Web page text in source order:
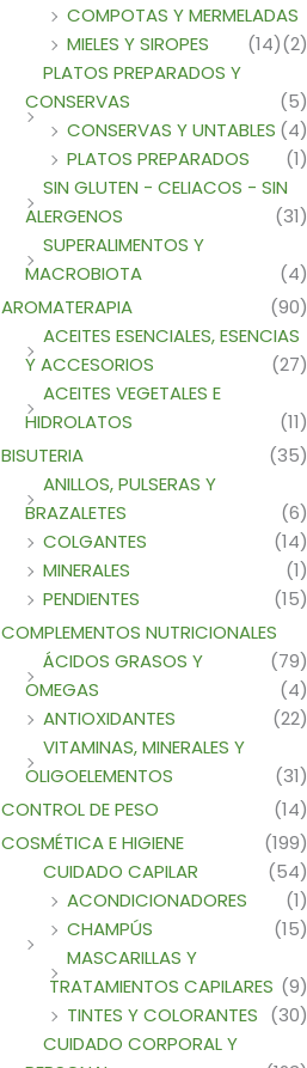
COMPOTAS Y MERMELADAS
(2)
MIELES Y SIROPES
(14)
PLATOS PREPARADOS Y
CONSERVAS
(5)
CONSERVAS Y UNTABLES (4)
PLATOS PREPARADOS
(1)
SIN GLUTEN - CELIACOS - SIN
ALERGENOS
(31)
SUPERALIMENTOS Y
MACROBIOTA
(4)
AROMATERAPIA
(90)
ACEITES ESENCIALES, ESENCIAS
Y ACCESORIOS
(27)
ACEITES VEGETALES E
HIDROLATOS
(11)
BISUTERIA
(35)
ANILLOS, PULSERAS Y
BRAZALETES
(6)
COLGANTES
(14)
MINERALES
(1)
PENDIENTES
(15)
COMPLEMENTOS NUTRICIONALES
(79)
ÁCIDOS GRASOS Y
OMEGAS
(4)
ANTIOXIDANTES
(22)
VITAMINAS, MINERALES Y
OLIGOELEMENTOS
(31)
CONTROL DE PESO
(14)
COSMÉTICA E HIGIENE
(199)
CUIDADO CAPILAR
(54)
ACONDICIONADORES
(1)
CHAMPÚS
(15)
MASCARILLAS Y
TRATAMIENTOS CAPILARES (9)
TINTES Y COLORANTES (30)
CUIDADO CORPORAL Y